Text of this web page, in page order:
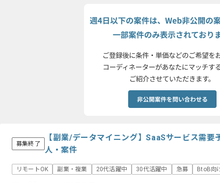
募集終了
【副業/データマイニング】SaaSサービス需要
人・案件
リモートOK 副業・複業 20代活躍中 30代活躍中 急募 BtoB向